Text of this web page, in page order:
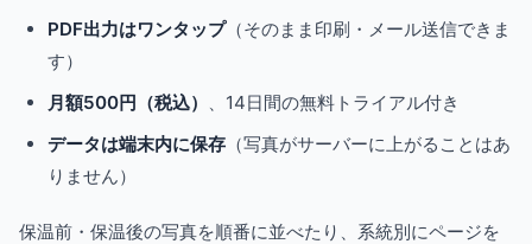
PDF出力はワンタップ（そのまま印刷・メール送信できま
す）
月額500円（税込）
、14日間の無料トライアル付き
データは端末内に保存 （写真がサーバーに上がることはあ
りません）
保温前・保温後の写真を順番に並べたり、系統別にページを